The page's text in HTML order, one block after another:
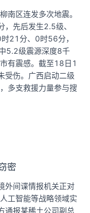
区连发多次地震。
先后发生2.5级、
21分、0时56分，
5.2级震源深度8千
有震感。截至18日1
受伤。广西启动二级
多支救援力量参与搜
密
外间谍情报机关正对
工智能等战略领域实
报某稀土公司副总